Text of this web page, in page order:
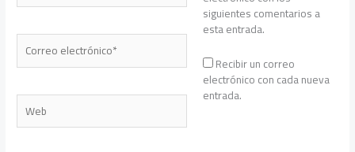
Correo
electrónico*
Web
siguientes comentarios a
esta entrada.
Recibir un correo
electrónico con cada nueva
entrada.